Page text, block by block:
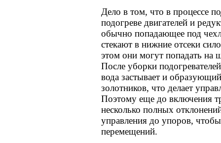
Дело в том, что в процессе
подогреве двигателей и
обычно попадающее под
стекают в нижние отсеки
этом они могут попадать на
После уборки
вода застывает и
золотников, что делает
Поэтому еще до включения
несколько полных
управления до упоров,
перемещений.